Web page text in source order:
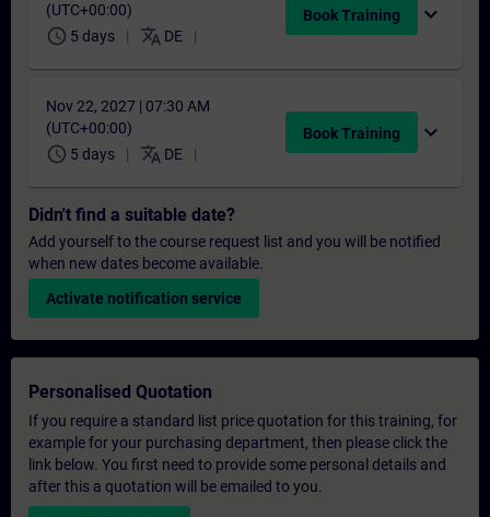
(UTC+00:00)
schedule 5 days translate DE
Book Training expand_more
Nov 22, 2027 | 07:30 AM
(UTC+00:00)
schedule 5 days translate DE
Book Training expand_more
Didn't find a suitable date?
Add yourself to the course request list and you will be notified
when new dates become available.
Activate notification service
Personalised Quotation
If you require a standard list price quotation for this training, for
example for your purchasing department, then please click the
link below. You first need to provide some personal details and
after this a quotation will be emailed to you.